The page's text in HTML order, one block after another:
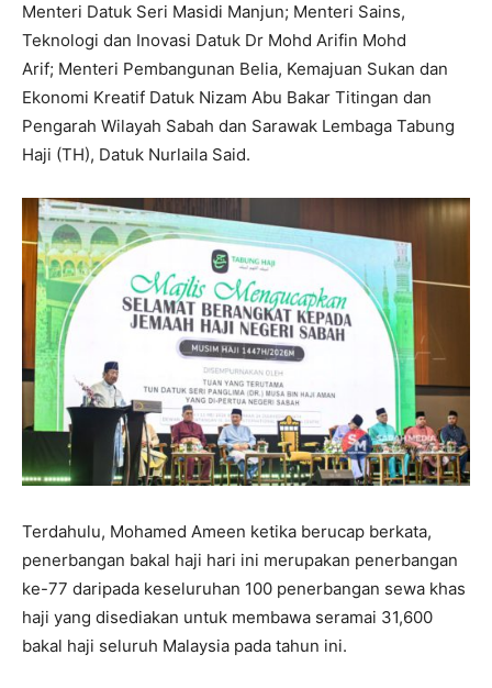
Menteri Datuk Seri Masidi Manjun; Menteri Sains,
Teknologi dan Inovasi Datuk Dr Mohd Arifin Mohd
Arif; Menteri Pembangunan Belia, Kemajuan Sukan dan
Ekonomi Kreatif Datuk Nizam Abu Bakar Titingan dan
Pengarah Wilayah Sabah dan Sarawak Lembaga Tabung
Haji (TH), Datuk Nurlaila Said.
Terdahulu, Mohamed Ameen ketika berucap berkata,
penerbangan bakal haji hari ini merupakan penerbangan
ke-77 daripada keseluruhan 100 penerbangan sewa khas
haji yang disediakan untuk membawa seramai 31,600
bakal haji seluruh Malaysia pada tahun ini.